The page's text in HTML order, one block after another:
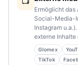
Ermöglicht das
Social-Media-
Instagram
externe Inhalte
Glomex
TikTok